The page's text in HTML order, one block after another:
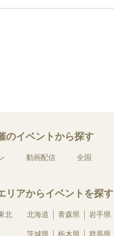
のイベントから探す
動画配信 全国
リアからイベントを探す
北 北海道 青森県 岩手県